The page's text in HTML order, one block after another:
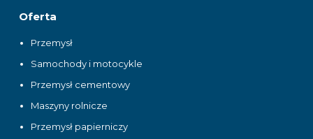
Oferta
Przemysł
Samochody i motocykle
Przemysł cementowy
Maszyny rolnicze
Przemysł papierniczy